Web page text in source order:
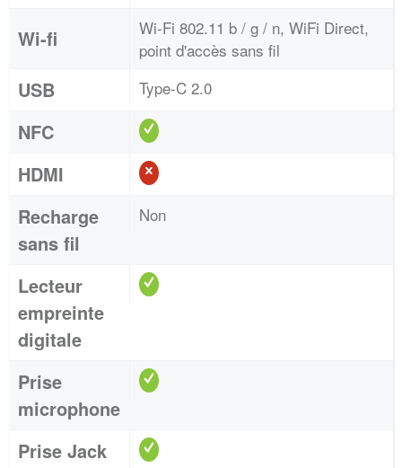
Wi-fi
Wi-Fi 802.11 b / g / n, WiFi Direct,
point d'accès sans fil
USB Type-C 2.0
NFC
HDMI
Recharge
sans fil
Non
Lecteur
empreinte
digitale
Prise
microphone
Prise Jack